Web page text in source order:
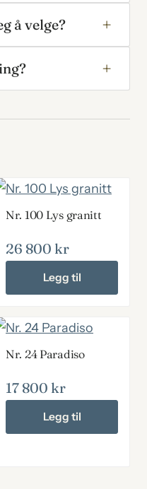
å velge?
Nr. 100 Lys granitt
26 800 kr
Legg til
Nr. 24 Paradiso
17 800 kr
Legg til